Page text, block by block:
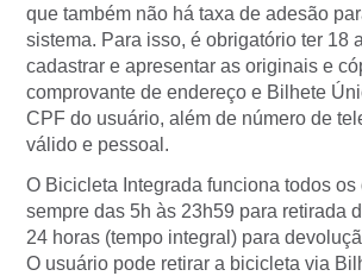
que também não há taxa de adesão
sistema. Para isso, é obrigatório ter 18
cadastrar e apresentar as originais e
comprovante de endereço e Bilhete
CPF do usuário, além de número de
válido e pessoal.
O Bicicleta Integrada funciona todos os
sempre das 5h às 23h59 para retirada
24 horas (tempo integral) para
O usuário pode retirar a bicicleta via